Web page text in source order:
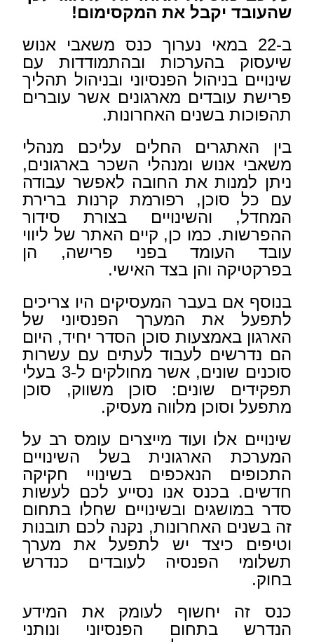
שהעובד יקבל את המקסימום!
ב-22 במאי נערוך כנס משאבי אנוש
שיעסוק בהערכות ובהתמודדות עם
שינויים בניהול הפנסיוני ובניהול תהליך
פרישת עובדים מארגונים אשר עוברים
תהפוכות בשנים האחרונות.
בין האתגרים החלים עליכם מנהלי
משאבי אנוש ומנהלי השכר בארגונים,
ניתן למנות את החובה לאפשר עבודה
עם כל סוכן, רפורמת קרנות ברירת
המחדל, והשינויים בצורת סידור
ההפרשות. כמו כן, קיים האתר של ליווי
עובד העומד בפני פרישה, הן
בפרקטיקה והן בצד האישי.
בנוסף אם בעבר המעסיקים היו צריכים
לתפעל את המערך הפנסיוני של
הארגון באמצעות סוכן הסדר יחיד, היום
הם נדרשים לעבוד לעתים עם עשרות
סוכנים שונים, אשר מחולקים
ל-3 בעלי
תפקידים שונים: סוכן משווק, סוכן
מתפעל וסוכן מלווה מעסיק.
שינויים אלו ועוד מייצרים עומס רב על
המערכת הארגונית בשל השינויים
התכופים הנאכפים בשינויי חקיקה
חדשים. בכנס אנו נסייע לכם לעשות
סדר במושגים ובשינויים שחלו בתחום
זה בשנים האחרונות, נקנה לכם תובנות
וטיפים כיצד יש לתפעל את מערך
תשלומי הפנסיה לעובדים כנדרש
בחוק.
כנס זה יחשוף לעומק את המידע
הנדרש בתחום הפנסיוני ונותני